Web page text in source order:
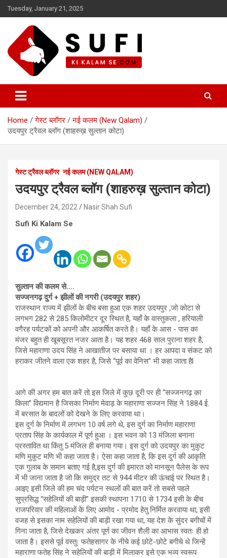
Skip
to
Tuesday, January 21, 2025
सूफी की कलम से
Home गेस्ट ब्लॉगर
नई कलम (New Qalam)
उदयपुर ट्रैवल ब्लॉग (शाहरुख़ सुल्तान कोटा)
गेस्ट ट्रैवल ब्लॉगर नई कलम (NEW QALAM)
उदयपुर ट्रैवल ब्लॉग (शाहरुख़ सुल्तान कोटा)
December 24, 2022 Nasir Shah Sufi
Sufi Ki Kalam Se
सुल्तान की कलम से….
सज्जनगढ़ दुर्ग + झीलों की नगरी (उदयपुर शहर)
राजस्थान राज्य में झीलों के बीच बसा हुआ एक शहर उदयपुर ,जो कोटा से
लगभग 282 से 285 किलोमीटर दूर स्थित है, यहाँ के वास्तुकला , हरियाली
वगैरह पर्यटकों को अपनी और आकर्षित करते है। यहाँ के आस - पास का
मंजर बहुत ही खूबसूरत नजर आता है। यह शहर 468 साल पुराना शहर है,
जिसे महाराणा उदय सिंह ने आखातीज पर बसाया था । हर आपदा व संकट को
हराकर जीतने वाला एक शहर है, जिसे “पूर्व का वेनिस” भी कहा जाता हैl
आगे की अगर हम बात करें तो इस जिले में कुछ दूरी पर ही “सज्जनगढ़ का
किला” विद्यमान है जिसका निर्माण मेवाड़ के महाराणा सज्जन सिंह ने 1884 ई.
में बरसात के बादलों को देखने के लिए करवाया था।
इस दुर्ग के निर्माण में लगभग 10 वर्ष लगे थे, इस दुर्ग का निर्माण महाराणा
प्रताप सिंह के कार्यकाल में पूर्ण हुआ । इस भवन को 13 मंजिला बनाना
प्रस्तावित था किंतु 5 मंजिल ही बनाया गया। इस दुर्ग को उदयपुर का मुकुट
मणि मुकुट मणि भी कहा जाता है। ऐसा कहा जाता है, कि इस दुर्ग की आकृति
एक गुलाब के समान बताए गई है,इस दुर्ग की इमारत को मानसून पैलेस के रूप
में भी जाना जाता है जो कि समुद्र तट से 944 मीटर की ऊंचाई पर स्थित है।
आइए इसी जिले की हम चंद पर्यटन स्थलों की बात करें तो सबसे पहले
सुप्रसिद्ध “सहेलियों की बाड़ी” इसकी स्थापना 1710 से 1734 इसी के बीच
राजपरिवार की महिलाओं के लिए आमोद - प्रमोद हेतु निर्मित करवाया था, इसी
वजह से इसका नाम सहेलियों की बाड़ी रखा गया था, यह देश के सुंदर बगीचों में
गिना जाता है, जिसे देखकर अंतर पूर्ण का जीवन शैली का आभास स्वतः ही हो
जाता है। इससे पूर्व वस्तुः फतेहसागर के नीचे कई छोटे-छोटे बगीचे थे जिन्हें
महाराणा फतेह सिंह ने सहेलियों की बाड़ी में मिलाकर इसे एक भव्य स्वरूप